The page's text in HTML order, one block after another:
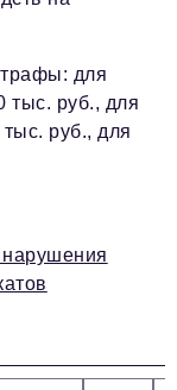
для
тыс. руб., для
руб., для